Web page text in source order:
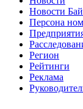
Новости
Персона
Регион
Рейтинги
Реклама